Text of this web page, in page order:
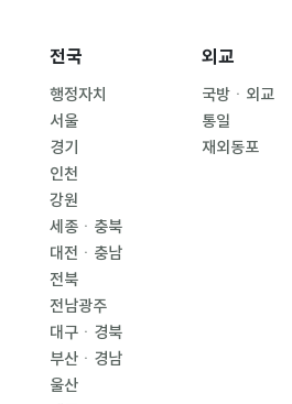
전국
행정자치
서울
경기
인천
강원
세종ㆍ충북
대전ㆍ충남
전북
전남광주
대구ㆍ경북
부산ㆍ경남
울산
외교
국방ㆍ외교
통일
재외동포